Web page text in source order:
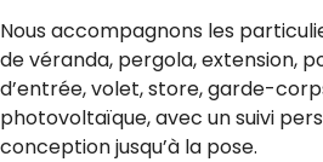
Nous accompagnons les
de véranda, pergola, extension,
d’entrée, volet, store, garde-
photovoltaïque, avec un suivi
conception jusqu’à la pose.